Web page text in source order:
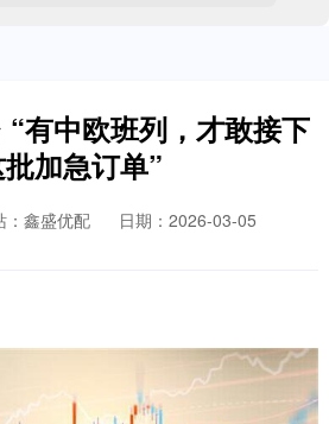
有中欧班列，才敢接下
加急订单”
：鑫盛优配
日期：2026-03-05